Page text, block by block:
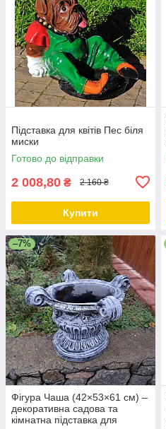
Підставка для квітів Пес біля
миски
Готово до відправки
2 008,80 ₴ 2 160 ₴
Купити
–7%
Фігура Чаша (42×53×61 см) –
декоративна садова та
кімнатна підставка для